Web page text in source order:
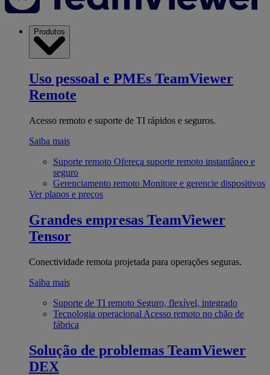
Produtos
Uso pessoal e PMEs TeamViewer
Remote
Acesso remoto e suporte de TI rápidos e seguros.
Saiba mais
Suporte remoto Ofereça suporte remoto instantâneo e
seguro
Gerenciamento remoto Monitore e gerencie dispositivos
Ver planos e preços
Grandes empresas TeamViewer
Tensor
Conectividade remota projetada para operações seguras.
Saiba mais
Suporte de TI remoto Seguro, flexível, integrado
Tecnologia operacional Acesso remoto no chão de
fábrica
Solução de problemas TeamViewer
DEX